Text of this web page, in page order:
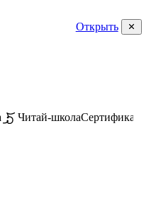
Открыть
Читай-школаСертификаты